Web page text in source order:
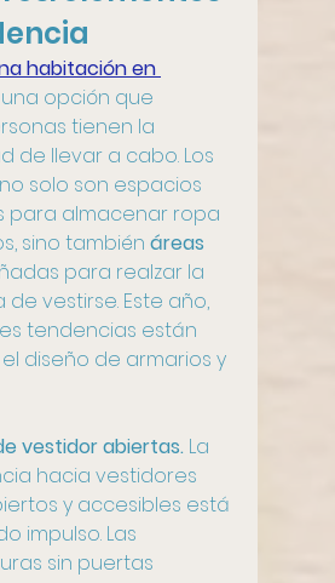
habitación en
opción que
tienen la
de llevar a cabo. Los
solo son espacios
para almacenar ropa
sino también áreas
para realzar la
vestirse. Este año,
tendencias están
diseño de armarios y
vestidor abiertas. La
hacia vestidores
y accesibles está
impulso. Las
sin puertas